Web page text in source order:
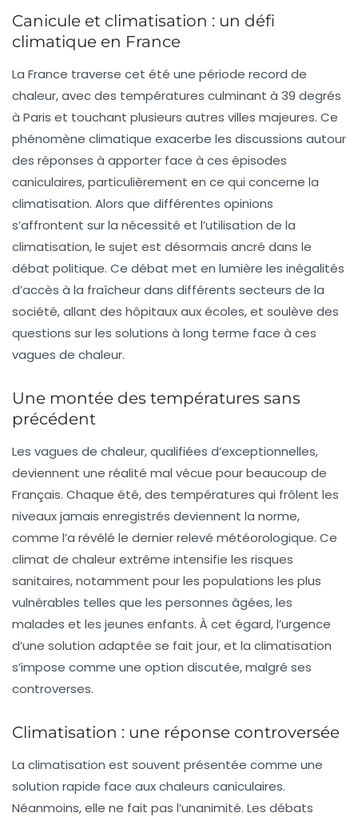
Canicule et climatisation : un défi
climatique en France
La France traverse cet été une période record de
chaleur, avec des températures culminant à 39 degrés
à Paris et touchant plusieurs autres villes majeures. Ce
phénomène climatique exacerbe les discussions autour
des réponses à apporter face à ces épisodes
caniculaires, particulièrement en ce qui concerne la
climatisation. Alors que différentes opinions
s’affrontent sur la nécessité et l’utilisation de la
climatisation, le sujet est désormais ancré dans le
débat politique. Ce débat met en lumière les inégalités
d’accès à la fraîcheur dans différents secteurs de la
société, allant des hôpitaux aux écoles, et soulève des
questions sur les solutions à long terme face à ces
vagues de chaleur.
Une montée des températures sans
précédent
Les vagues de chaleur, qualifiées d’exceptionnelles,
deviennent une réalité mal vécue pour beaucoup de
Français. Chaque été, des températures qui frôlent les
niveaux jamais enregistrés deviennent la norme,
comme l’a révélé le dernier relevé météorologique. Ce
climat de chaleur extrême intensifie les risques
sanitaires, notamment pour les populations les plus
vulnérables telles que les personnes âgées, les
malades et les jeunes enfants. À cet égard, l’urgence
d’une solution adaptée se fait jour, et la climatisation
s’impose comme une option discutée, malgré ses
controverses.
Climatisation : une réponse controversée
La climatisation est souvent présentée comme une
solution rapide face aux chaleurs caniculaires.
Néanmoins, elle ne fait pas l’unanimité. Les débats